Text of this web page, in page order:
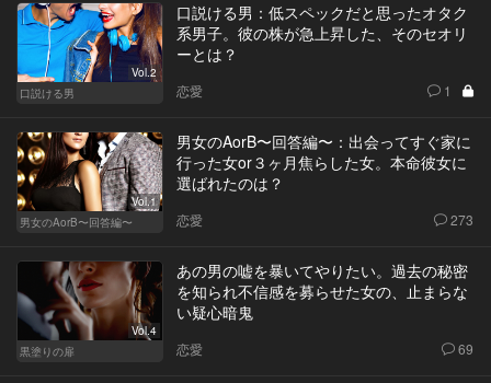
Vol.2
口説ける男
口説ける男：低スペックだと思ったオタク
系男子。彼の株が急上昇した、そのセオリ
ーとは？
恋愛 1
Vol.1
男女のAorB〜回答編〜
男女のAorB〜回答編〜：出会ってすぐ家に
行った女or３ヶ月焦らした女。本命彼女に
選ばれたのは？
恋愛 273
Vol.4
黒塗りの扉
あの男の嘘を暴いてやりたい。過去の秘密
を知られ不信感を募らせた女の、止まらな
い疑心暗鬼
恋愛 69